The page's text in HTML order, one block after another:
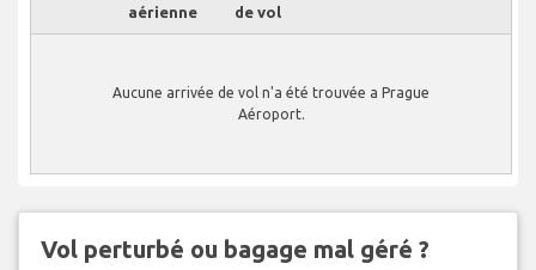
aérienne
de vol
Aucune arrivée de vol n'a été trouvée a Prague
Aéroport.
Vol perturbé ou bagage mal géré ?